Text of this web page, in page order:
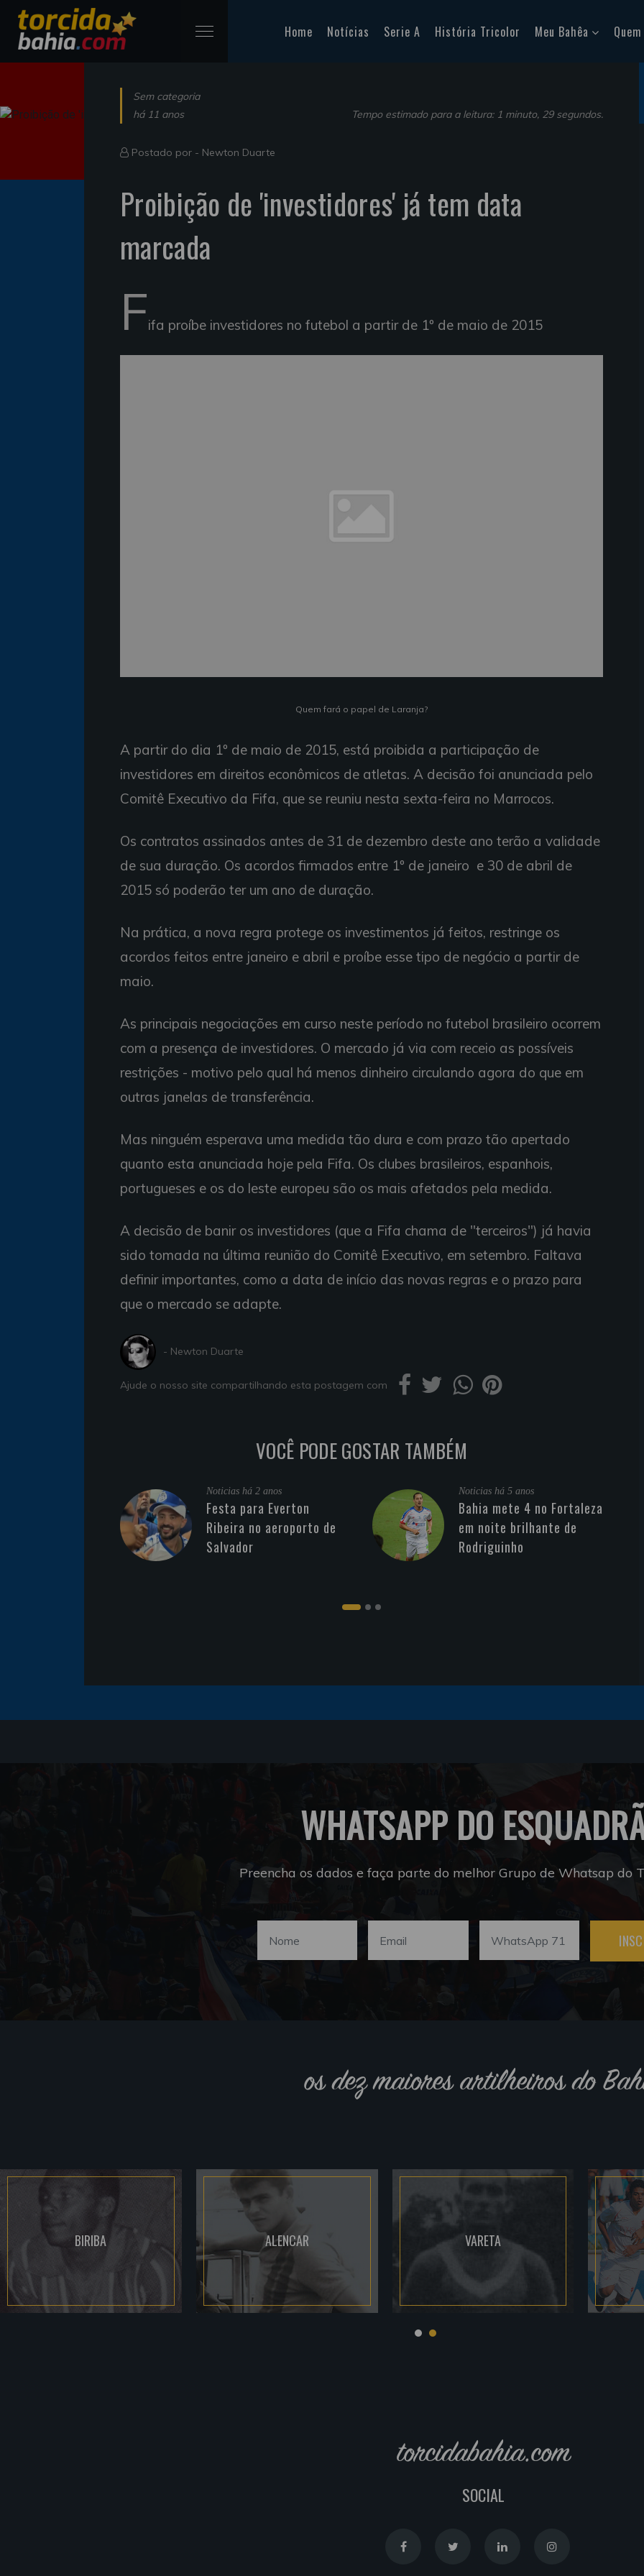
Home Notícias Serie A História Tricolor Meu Bahêa
Sem categoria
há 11 anos
Tempo estimado para a leitura: 1 minuto, 29 segundos.
Postado por - Newton Duarte
Proibição de 'investidores' já tem data
marcada
Fifa proíbe investidores no futebol a partir de 1º de maio de 2015
Quem fará o papel de Laranja?
A partir do dia 1º de maio de 2015, está proibida a participação de
investidores em direitos econômicos de atletas. A decisão foi anunciada pelo
Comitê Executivo da Fifa, que se reuniu nesta sexta-feira no Marrocos.
Os contratos assinados antes de 31 de dezembro deste ano terão a validade
de sua duração. Os acordos firmados entre 1º de janeiro e 30 de abril de
2015 só poderão ter um ano de duração.
Na prática, a nova regra protege os investimentos já feitos, restringe os
acordos feitos entre janeiro e abril e proíbe esse tipo de negócio a partir de
maio.
As principais negociações em curso neste período no futebol brasileiro ocorrem
com a presença de investidores. O mercado já via com receio as possíveis
restrições - motivo pelo qual há menos dinheiro circulando agora do que em
outras janelas de transferência.
Mas ninguém esperava uma medida tão dura e com prazo tão apertado
quanto esta anunciada hoje pela Fifa. Os clubes brasileiros, espanhois,
portugueses e os do leste europeu são os mais afetados pela medida.
A decisão de banir os investidores (que a Fifa chama de "terceiros") já havia
sido tomada na última reunião do Comitê Executivo, em setembro. Faltava
definir importantes, como a data de início das novas regras e o prazo para
que o mercado se adapte.
- Newton Duarte
Ajude o nosso site compartilhando esta postagem com
VOCÊ PODE GOSTAR TAMBÉM
Noticias há 2 anos
Festa para Everton
Ribeira no aeroporto de
Salvador
Noticias há 5 anos
Bahia mete 4 no Fortaleza
em noite brilhante de
Rodriguinho
WHATSAPP DO
Preencha os dados e faça parte do melhor Grupo de Whatsap do
os dez maiores artilheiros do
BIRIBA ALENCAR VARETA
torcidabahia.com
SOCIAL